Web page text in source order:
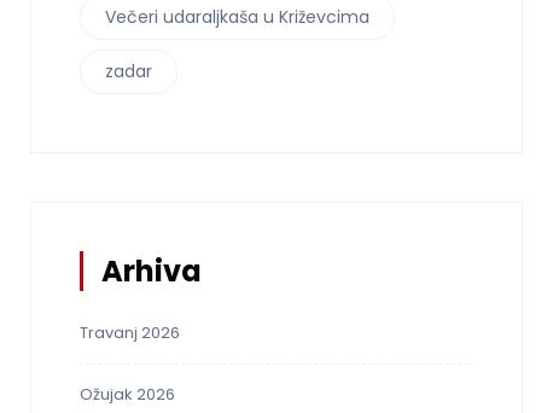
Večeri udaraljkaša u Križevcima
zadar
Arhiva
Travanj 2026
Ožujak 2026